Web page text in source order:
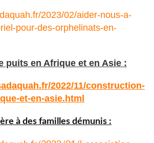
2023/02/aider-nous-a-
pour-des-orphelinats-en-
puits en Afrique et en Asie :
2022/11/construction-
et-en-asie.html
à des familles démunis :